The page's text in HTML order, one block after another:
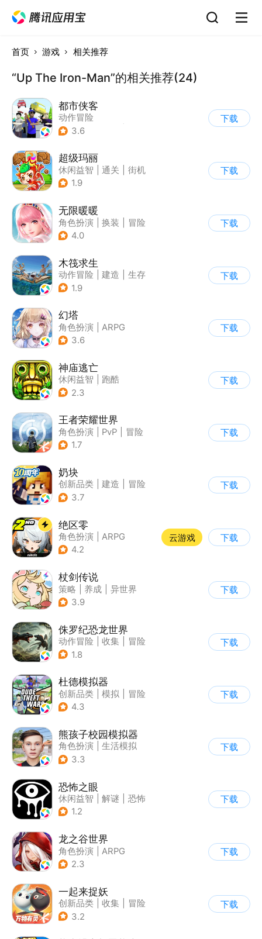
首页 游戏 相关推荐
“Up The Iron-Man”的相关推荐(24)
都市侠客
动作冒险
| 第一人称射击
3.6
下载
超级玛丽
休闲益智 通关
街机
| 儿童游戏
1.9
下载
无限暖暖
角色扮演 换装
冒险
| 开放世界
4.0
下载
木筏求生
动作冒险 建造
生存
| 写实
1.9
下载
幻塔
角色扮演
ARPG
| 奇幻
3.6
下载
神庙逃亡
休闲益智
跑酷
| 欧美风
2.3
下载
王者荣耀世界
角色扮演 PvP
冒险
| 开放世界
1.7
下载
奶块
创新品类 建造
冒险
| 开放世界
3.7
下载
绝区零
角色扮演
ARPG
| 冒险
4.2
云游戏 下载
杖剑传说
策略 养成
异世界
| 二次元
3.9
下载
侏罗纪恐龙世界
动作冒险 收集
冒险
| 写实
1.8
下载
杜德模拟器
创新品类 模拟
冒险
| 写实
4.3
下载
熊孩子校园模拟器
角色扮演
生活模拟
| 写实
3.3
下载
恐怖之眼
休闲益智 解谜
恐怖
| 单机
1.2
下载
龙之谷世界
角色扮演
ARPG
| 奇幻
2.3
下载
一起来捉妖
创新品类 收集
冒险
| 卡通
3.2
下载